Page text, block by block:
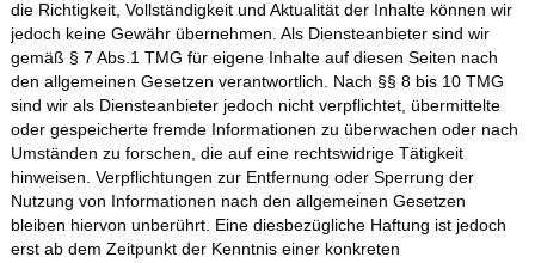
die Richtigkeit, Vollständigkeit und Aktualität der Inhalte können wir
jedoch keine Gewähr übernehmen. Als Diensteanbieter sind wir
gemäß § 7 Abs.1 TMG für eigene Inhalte auf diesen Seiten nach
den allgemeinen Gesetzen verantwortlich. Nach §§ 8 bis 10 TMG
sind wir als Diensteanbieter jedoch nicht verpflichtet, übermittelte
oder gespeicherte fremde Informationen zu überwachen oder nach
Umständen zu forschen, die auf eine rechtswidrige Tätigkeit
hinweisen. Verpflichtungen zur Entfernung oder Sperrung der
Nutzung von Informationen nach den allgemeinen Gesetzen
bleiben hiervon unberührt. Eine diesbezügliche Haftung ist jedoch
erst ab dem Zeitpunkt der Kenntnis einer konkreten